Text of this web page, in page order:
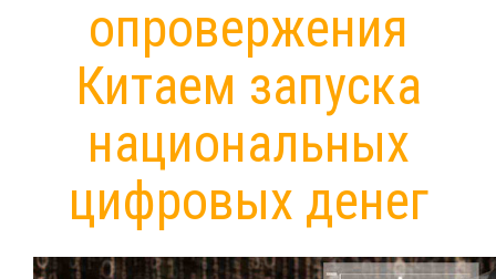
опровержения
Китаем запуска
национальных
цифровых денег